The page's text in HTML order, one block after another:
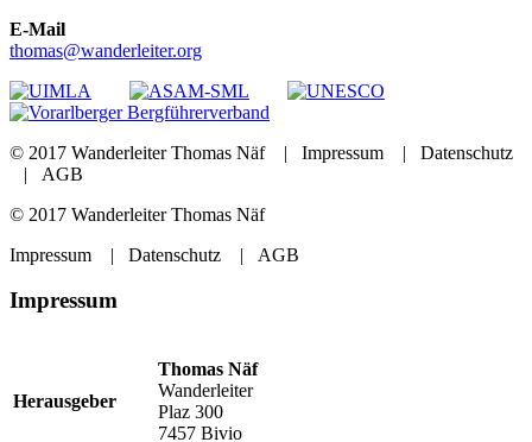
E-Mail
thomas@wanderleiter.org
© 2017 Wanderleiter Thomas Näf | Impressum | Datenschutz
| AGB
© 2017 Wanderleiter Thomas Näf
Impressum | Datenschutz | AGB
Impressum
Herausgeber
Thomas Näf
Wanderleiter
Plaz 300
7457 Bivio